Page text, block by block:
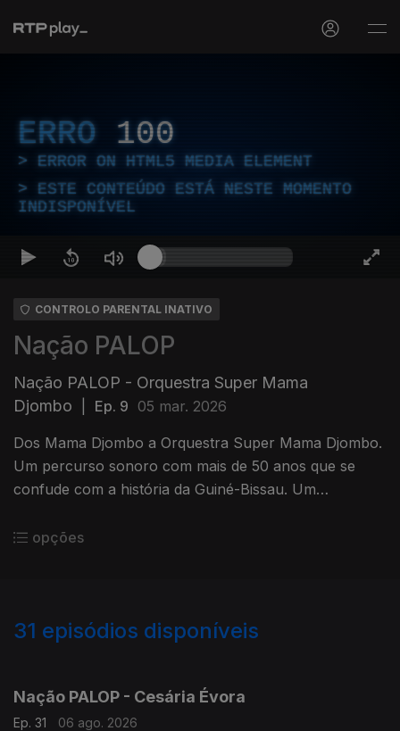
ERRO 100
ERROR ON HTML5 MEDIA ELEMENT
ESTE CONTEÚDO ESTÁ NESTE MOMENTO
INDISPONÍVEL
CONTROLO PARENTAL INATIVO
Nação PALOP
Nação PALOP - Orquestra Super Mama
Djombo
Ep. 9 05 mar. 2026
Dos Mama Djombo a Orquestra Super Mama Djombo.
Um percurso sonoro com mais de 50 anos que se
confude com a história da Guiné-Bissau. Um
opções
31 episódios disponíveis
Nação PALOP - Cesária Évora
Ep. 31
06 ago. 2026